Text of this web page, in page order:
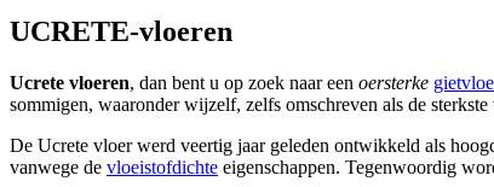
UCRETE-vloeren
Ucrete vloeren, dan bent u op zoek naar een oersterke
sommigen, waaronder wijzelf, zelfs omschreven als de
De Ucrete vloer werd veertig jaar geleden ontwikkeld als
vanwege de vloeistofdichte eigenschappen. Tegenwoordig